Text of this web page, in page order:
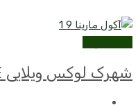
برای فروش
شهرک لوکس ویلایی AKOL MARINE